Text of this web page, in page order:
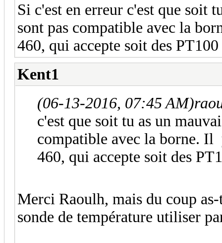
Si c'est en erreur c'est que soit
sont pas compatible avec la
460, qui accepte soit des
Kent1
(06-13-2016, 07:45 AM)
c'est que soit tu as un
compatible avec la borne. Il
460, qui accepte soit des
Merci Raoulh, mais du coup
sonde de température utiliser